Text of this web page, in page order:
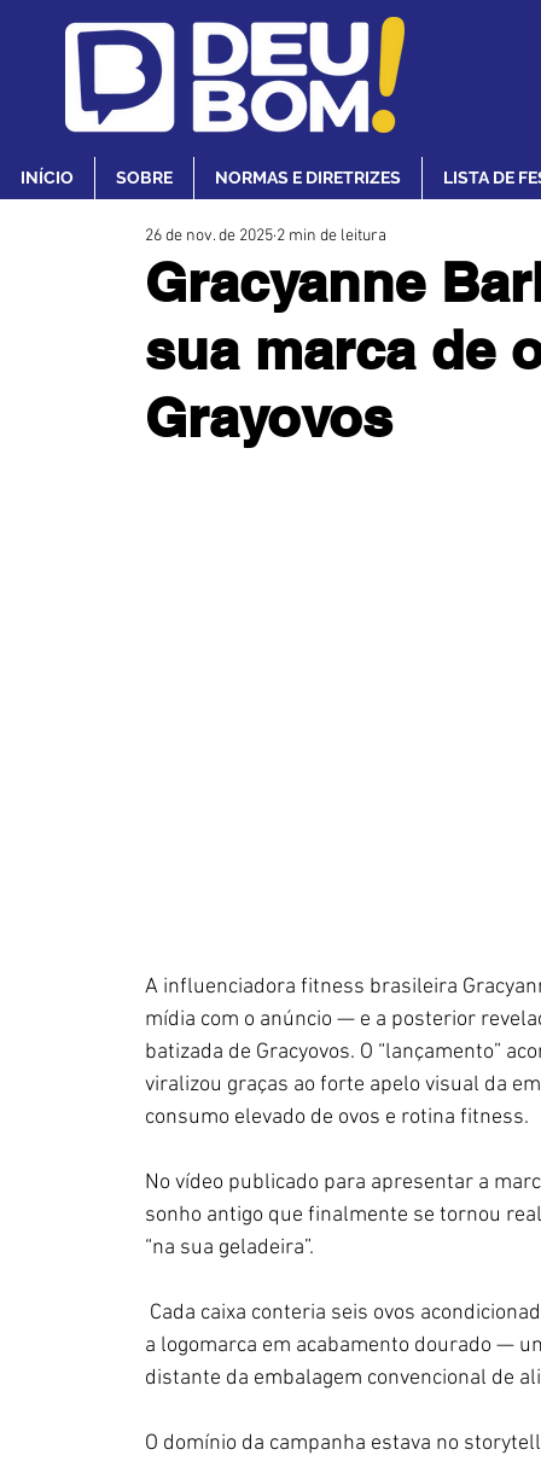
INÍCIO SOBRE NORMAS E DIRETRIZES LISTA DE
Gracyanne
sua marca de
Grayovos
26 de nov. de 2025 2 min de leitura
A influenciadora fitness brasileira
mídia com o anúncio — e a posterior
batizada de Gracyovos. O “lançamento”
viralizou graças ao forte apelo visual da
consumo elevado de ovos e rotina fitness.
No vídeo publicado para apresentar a
sonho antigo que finalmente se tornou
“na sua geladeira”.
Cada caixa conteria seis ovos
a logomarca em acabamento dourado —
distante da embalagem convencional de
O domínio da campanha estava no